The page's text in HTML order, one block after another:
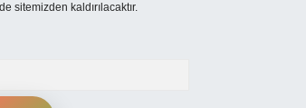
sitemizden kaldırılacaktır.